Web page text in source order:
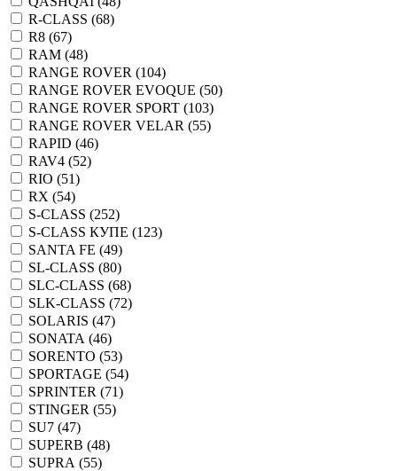
R-CLASS (68)
R8 (67)
RAM (48)
RANGE ROVER (104)
RANGE ROVER EVOQUE (50)
RANGE ROVER SPORT (103)
RANGE ROVER VELAR (55)
RAPID (46)
RAV4 (52)
RIO (51)
RX (54)
S-CLASS (252)
S-CLASS КУПЕ (123)
SANTA FE (49)
SL-CLASS (80)
SLC-CLASS (68)
SLK-CLASS (72)
SOLARIS (47)
SONATA (46)
SORENTO (53)
SPORTAGE (54)
SPRINTER (71)
STINGER (55)
SU7 (47)
SUPERB (48)
SUPRA (55)